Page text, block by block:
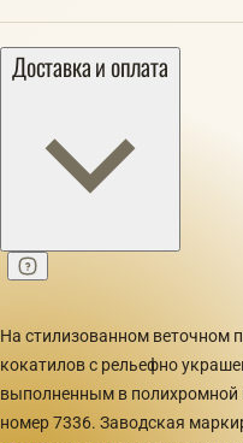
Доставка и оплата
На стилизованном веточном
кокатилов с рельефно
выполненным в полихромной
номер 7336. Заводская